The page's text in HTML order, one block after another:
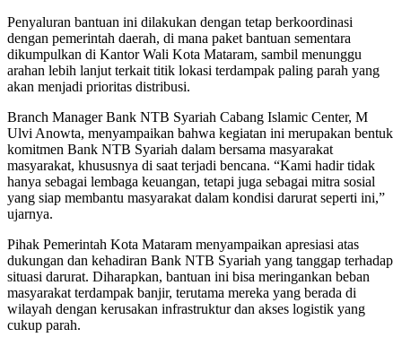
Penyaluran bantuan ini dilakukan dengan tetap berkoordinasi
dengan pemerintah daerah, di mana paket bantuan sementara
dikumpulkan di Kantor Wali Kota Mataram, sambil menunggu
arahan lebih lanjut terkait titik lokasi terdampak paling parah yang
akan menjadi prioritas distribusi.
Branch Manager Bank NTB Syariah Cabang Islamic Center, M
Ulvi Anowta, menyampaikan bahwa kegiatan ini merupakan bentuk
komitmen Bank NTB Syariah dalam bersama masyarakat
masyarakat, khususnya di saat terjadi bencana. “Kami hadir tidak
hanya sebagai lembaga keuangan, tetapi juga sebagai mitra sosial
yang siap membantu masyarakat dalam kondisi darurat seperti ini,”
ujarnya.
Pihak Pemerintah Kota Mataram menyampaikan apresiasi atas
dukungan dan kehadiran Bank NTB Syariah yang tanggap terhadap
situasi darurat. Diharapkan, bantuan ini bisa meringankan beban
masyarakat terdampak banjir, terutama mereka yang berada di
wilayah dengan kerusakan infrastruktur dan akses logistik yang
cukup parah.